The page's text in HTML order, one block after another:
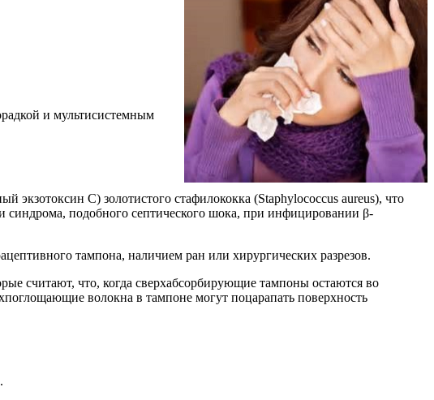
и мультисистемным
экзотоксин С) золотистого стафилококка (Staphylococcus aureus), что
синдрома, подобного септического шока, при инфицировании β-
тампона, наличием ран или хирургических разрезов.
считают, что, когда сверхабсорбирующие тампоны остаются во
волокна в тампоне могут поцарапать поверхность